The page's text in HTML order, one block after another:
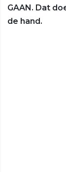
GAAN. Dat
de hand.